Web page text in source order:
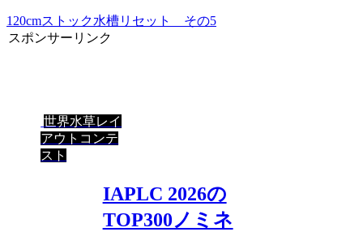
120cmストック水槽リセット その5
スポンサーリンク
世界水草レイ
アウトコンテ
スト
IAPLC 2026の
TOP300ノミネ